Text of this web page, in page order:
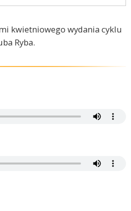
kwietniowego wydania cyklu
Ryba.